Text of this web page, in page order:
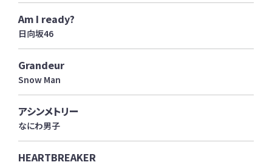
Am I ready?
日向坂46
Grandeur
Snow Man
アシンメトリー
なにわ男子
HEARTBREAKER